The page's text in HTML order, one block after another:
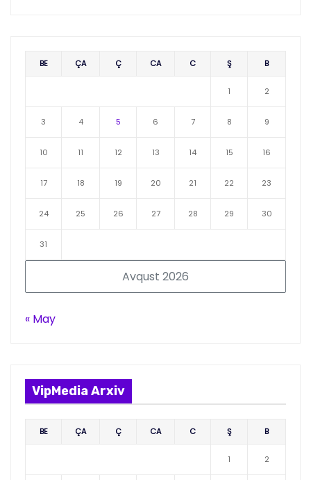
Avqust 2026
BE ÇA Ç CA C Ş B
1 2
3 4 5 6 7 8 9
10 11 12 13 14 15 16
17 18 19 20 21 22 23
24 25 26 27 28 29 30
31
« May
VipMedia Arxiv
BE ÇA Ç CA C Ş B
1 2